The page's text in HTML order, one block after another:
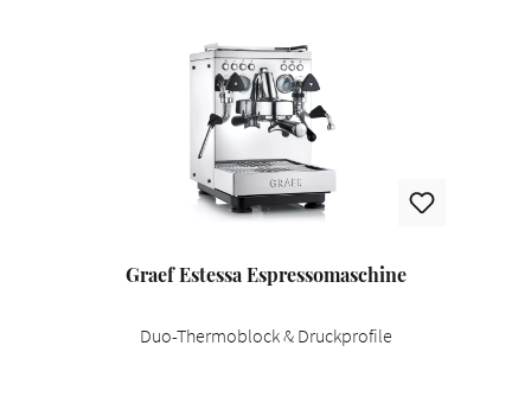
Graef Estessa Espressomaschine
Duo-Thermoblock & Druckprofile